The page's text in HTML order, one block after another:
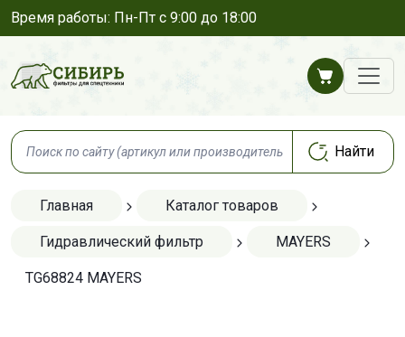
Время работы: Пн-Пт с 9:00 до 18:00
Главная Каталог товаров
Гидравлический фильтр MAYERS
TG68824 MAYERS